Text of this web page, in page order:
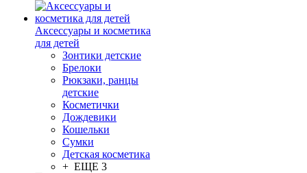
Аксессуары и косметика
для детей
Зонтики детские
Брелоки
Рюкзаки, ранцы
детские
Косметички
Дождевики
Кошельки
Сумки
Детская косметика
+ ЕЩЕ 3